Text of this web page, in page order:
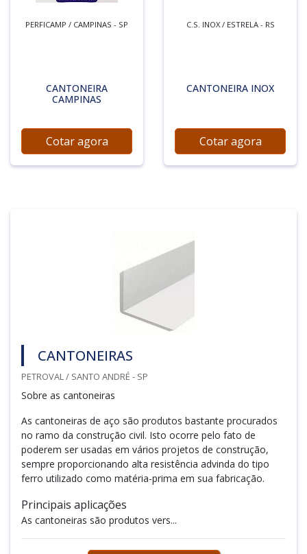
PERFICAMP / CAMPINAS - SP
CANTONEIRA
CAMPINAS
Cotar agora
C.S. INOX / ESTRELA - RS
CANTONEIRA INOX
Cotar agora
CANTONEIRAS
PETROVAL / SANTO ANDRÉ - SP
Sobre as cantoneiras
As cantoneiras de aço são produtos bastante procurados
no ramo da construção civil. Isto ocorre pelo fato de
poderem ser usadas em vários projetos de construção,
sempre proporcionando alta resistência advinda do tipo
ferro utilizado como matéria-prima em sua fabricação.
Principais aplicações
As cantoneiras são produtos vers...